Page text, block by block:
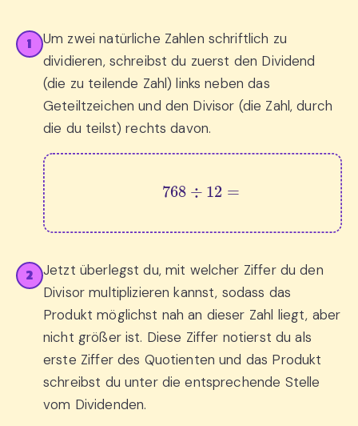
1
Um zwei natürliche Zahlen schriftlich zu
dividieren, schreibst du zuerst den Dividend
(die zu teilende Zahl) links neben das
Geteiltzeichen und den Divisor (die Zahl, durch
die du teilst) rechts davon.
768÷12=
2
Jetzt überlegst du, mit welcher Ziffer du den
Divisor multiplizieren kannst, sodass das
Produkt möglichst nah an dieser Zahl liegt, aber
nicht größer ist. Diese Ziffer notierst du als
erste Ziffer des Quotienten und das Produkt
schreibst du unter die entsprechende Stelle
vom Dividenden.